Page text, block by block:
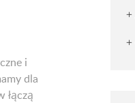
i
dla
łączą